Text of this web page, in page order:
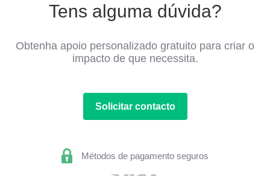
Tens alguma dúvida?
Obtenha apoio personalizado gratuito para criar o
impacto de que necessita.
Solicitar contacto
Métodos de pagamento seguros